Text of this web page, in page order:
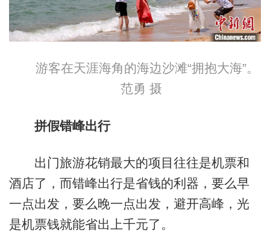
游客在天涯海角的海边沙滩“拥抱大海”。
范勇 摄
拼假错峰出行
出门旅游花销最大的项目往往是机票和
酒店了，而错峰出行是省钱的利器，要么早
一点出发，要么晚一点出发，避开高峰，光
是机票钱就能省出上千元了。